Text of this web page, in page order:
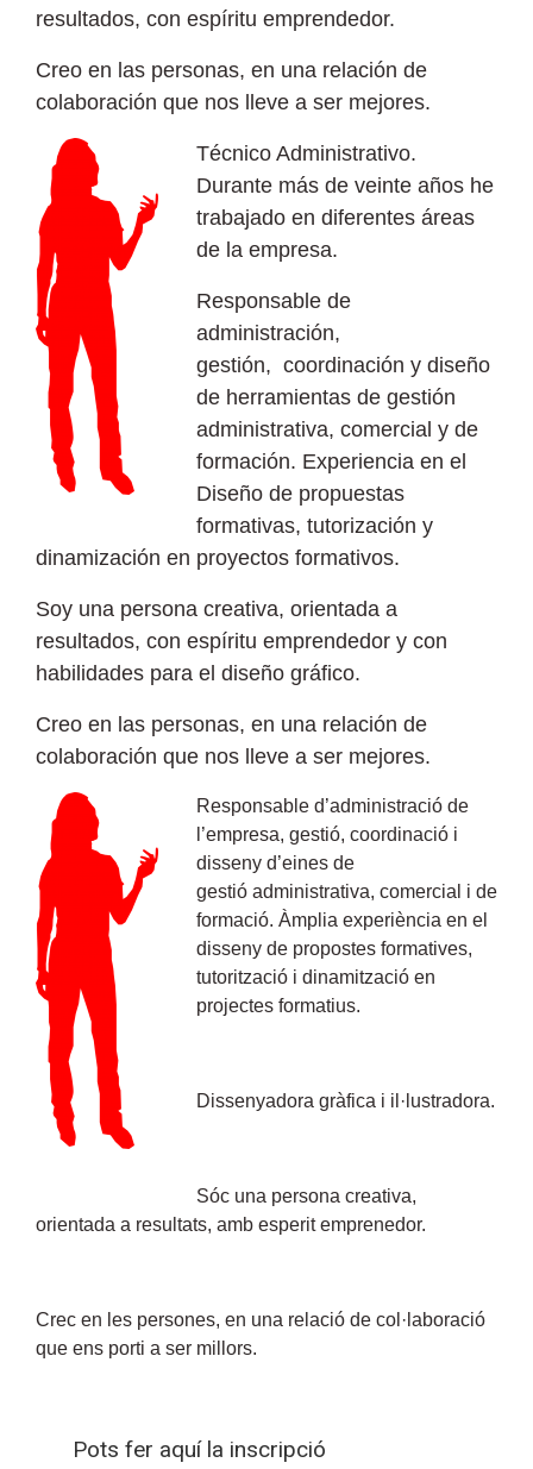
resultados, con espíritu emprendedor.
Creo en las personas, en una relación de
colaboración que nos lleve a ser mejores.
Técnico Administrativo.
Durante más de veinte años he
trabajado en diferentes áreas
de la empresa.
Responsable de
administración,
gestión, coordinación y diseño
de herramientas de gestión
administrativa, comercial y de
formación. Experiencia en el
Diseño de propuestas
formativas, tutorización y
dinamización en proyectos formativos.
Soy una persona creativa, orientada a
resultados, con espíritu emprendedor y con
habilidades para el diseño gráfico.
Creo en las personas, en una relación de
colaboración que nos lleve a ser mejores.
Responsable d’administració de
l’empresa, gestió, coordinació i
disseny d’eines de
gestió administrativa, comercial i de
formació. Àmplia experiència en el
disseny de propostes formatives,
tutorització i dinamització en
projectes formatius.
Dissenyadora gràfica i il·lustradora.
Sóc una persona creativa,
orientada a resultats, amb esperit emprenedor.
Crec en les persones, en una relació de col·laboració
que ens porti a ser millors.
Pots fer aquí la inscripció